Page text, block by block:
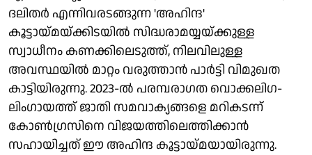
ദലിതര്‍ എന്നിവരടങ്ങുന്ന 'അഹിന്ദ'
കൂട്ടായ്മയ്ക്കിടയില്‍ സിദ്ധരാമയ്യയ്ക്കുള്ള
സ്വാധീനം കണക്കിലെടുത്ത്, നിലവിലുള്ള
അവസ്ഥയില്‍ മാറ്റം വരുത്താന്‍ പാര്‍ട്ടി വിമുഖത
കാട്ടിയിരുന്നു. 2023-ല്‍ പരമ്പരാഗത വൊക്കലിഗ-
ലിംഗായത്ത് ജാതി സമവാക്യങ്ങളെ മറികടന്ന്
കോണ്‍ഗ്രസിനെ വിജയത്തിലെത്തിക്കാന്‍
സഹായിച്ചത് ഈ അഹിന്ദ കൂട്ടായ്മയായിരുന്നു.